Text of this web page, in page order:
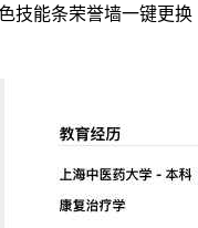
技能条荣誉墙一键更换